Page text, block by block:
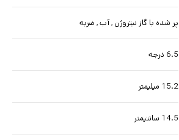
پر شده با گاز نیتروژن , آب , ضربه
6.5 درجه
15.2 میلیمتر
14.5 سانتیمتر